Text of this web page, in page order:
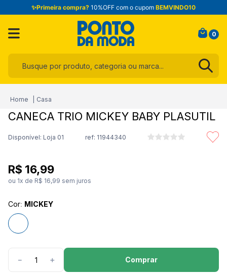
✨Primeira compra? 10%OFF com o cupom BEMVINDO10
0
Casa
CANECA TRIO MICKEY BABY PLASUTIL
Disponível: Loja 01 ref: 11944340
R$ 16,99
ou 1x de R$ 16,99 sem juros
Cor: MICKEY
＋
－ Comprar
2º toalha
3º jogo cama
9º camisa masculina
calça masculina